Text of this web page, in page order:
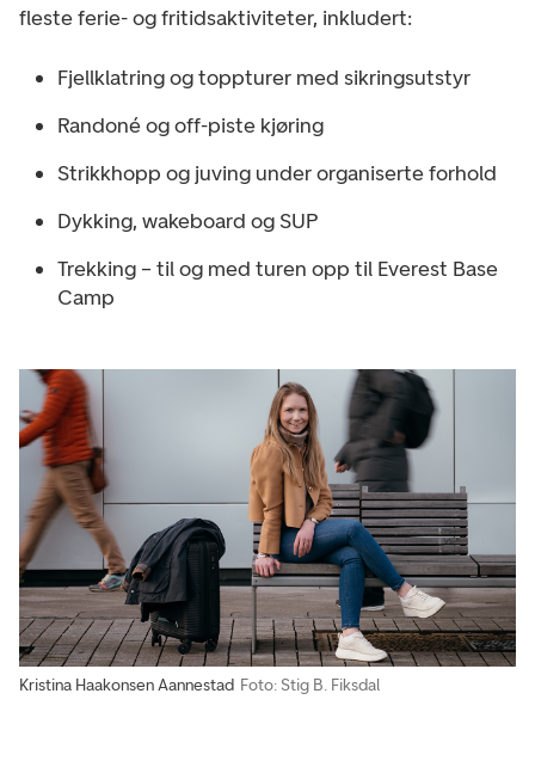
fleste ferie- og fritidsaktiviteter, inkludert:
Fjellklatring og toppturer med sikringsutstyr
Randoné og off-piste kjøring
Strikkhopp og juving under organiserte forhold
Dykking, wakeboard og SUP
Trekking – til og med turen opp til Everest Base
Camp
Kristina Haakonsen Aannestad Foto: Stig B. Fiksdal